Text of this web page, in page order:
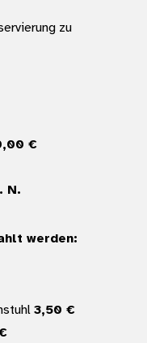
zu
€
N.
werden:
3,50 €